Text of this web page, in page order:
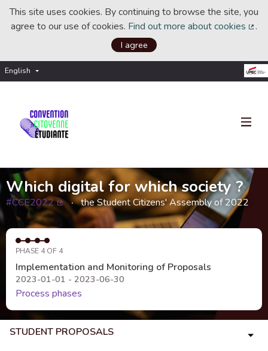
This site uses cookies. By continuing to browse the site, you
agree to our use of cookies. Find out more about cookies .
I agree
English Choisir la langue
Which digital for which society ?
#CCE2022
(External link)
the Student Citizens' Assembly of 2022
PHASE 4 OF 4
Implementation and Monitoring of Proposals
2023-01-01 - 2023-06-30
Process phases
STUDENT PROPOSALS